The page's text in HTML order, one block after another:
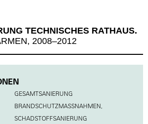
TECHNISCHES RATHAUS.
2008–2012
GESAMTSANIERUNG
BRANDSCHUTZMASSNAHMEN, S
CHADSTOFFSANIERUNG